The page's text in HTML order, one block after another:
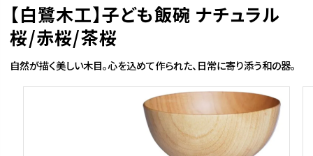
自然が描く美しい木目。心を込めて作られた、日常に寄り添う和の器。
【白鷺木工】子ども飯碗 ナチュラル
桜/赤桜/茶桜